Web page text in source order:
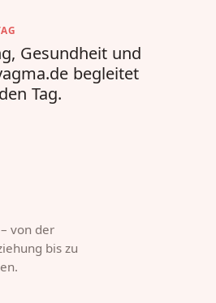
Gesundheit und
begleitet
Tag.
von der
bis zu